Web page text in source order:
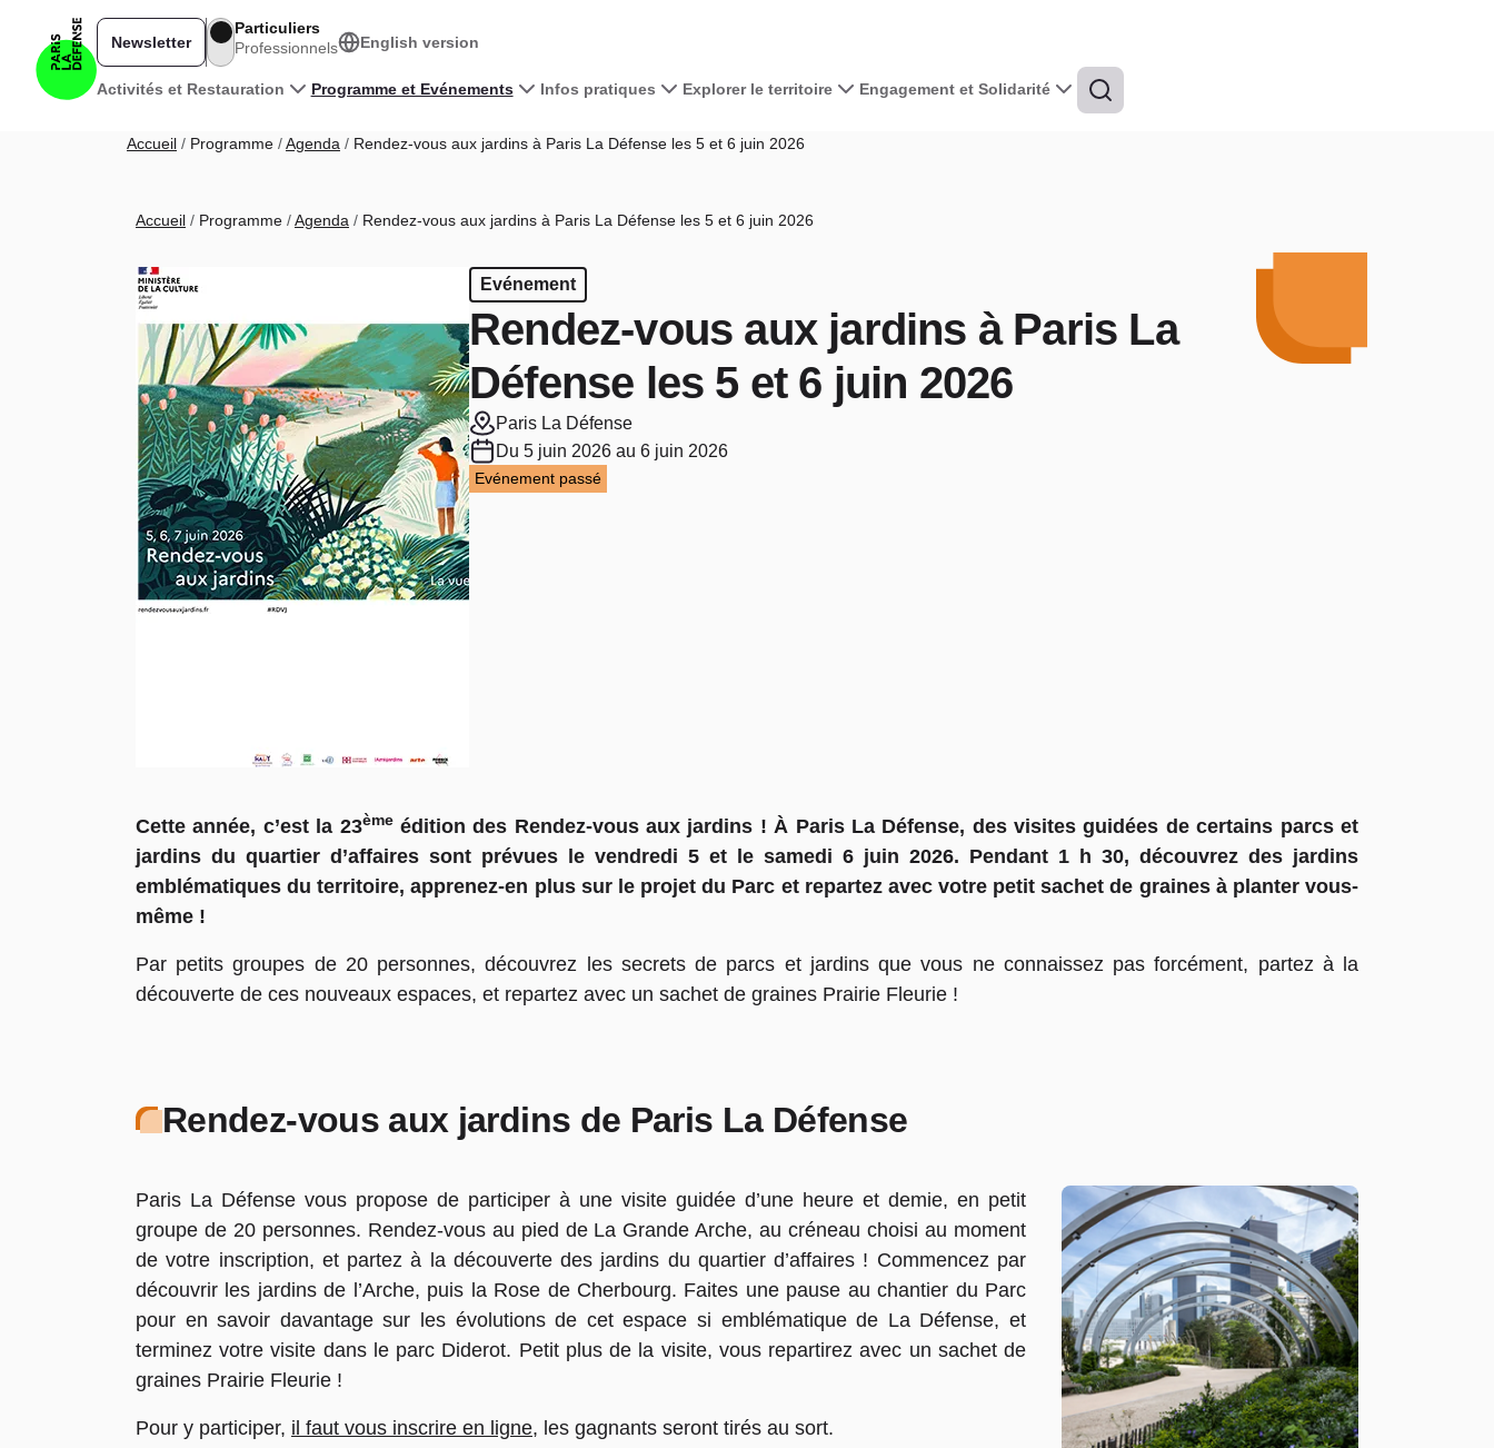
Navigation principale
Activités et Restauration Programme et Evénements Infos pratiques Explorer le territoire Engagement et Solidarité
Newsletter
Particuliers
Professionnels
English version
Fil d'Ariane
Accueil Programme Agenda Rendez-vous aux jardins à Paris La Défense les 5 et 6 juin 2026
Fil d'Ariane
Accueil Programme Agenda Rendez-vous aux jardins à Paris La Défense les 5 et 6 juin 2026
Evénement
Rendez-vous aux jardins à Paris La
Défense les 5 et 6 juin 2026
Paris La Défense
Du 5 juin 2026 au 6 juin 2026
Evénement passé
Cette année, c’est la 23èmeédition des Rendez-vous aux jardins ! À Paris La Défense, des visites guidées de certains parcs et
jardins du quartier d’affaires sont prévues le vendredi 5 et le samedi 6 juin 2026. Pendant 1 h 30, découvrez des jardins
emblématiques du territoire, apprenez-en plus sur le projet du Parc et repartez avec votre petit sachet de graines à planter vous-
même !
Par petits groupes de 20 personnes, découvrez les secrets de parcs et jardins que vous ne connaissez pas forcément, partez à la
découverte de ces nouveaux espaces, et repartez avec un sachet de graines Prairie Fleurie !
Rendez-vous aux jardins de Paris La Défense
Paris La Défense vous propose de participer à une visite guidée d’une heure et demie, en petit
groupe de 20 personnes. Rendez-vous au pied de La Grande Arche, au créneau choisi au moment
de votre inscription, et partez à la découverte des jardins du quartier d’affaires ! Commencez par
découvrir les jardins de l’Arche, puis la Rose de Cherbourg. Faites une pause au chantier du Parc
pour en savoir davantage sur les évolutions de cet espace si emblématique de La Défense, et
terminez votre visite dans le parc Diderot. Petit plus de la visite, vous repartirez avec un sachet de
graines Prairie Fleurie !
Pour y participer, il faut vous inscrire en ligne, les gagnants seront tirés au sort.